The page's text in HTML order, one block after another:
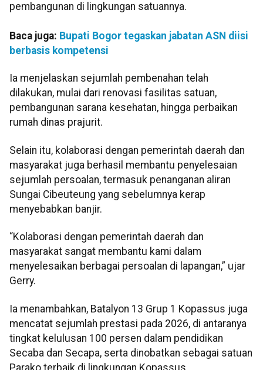
pembangunan di lingkungan satuannya.
Baca juga: Bupati Bogor tegaskan jabatan ASN diisi
berbasis kompetensi
Ia menjelaskan sejumlah pembenahan telah
dilakukan, mulai dari renovasi fasilitas satuan,
pembangunan sarana kesehatan, hingga perbaikan
rumah dinas prajurit.
Selain itu, kolaborasi dengan pemerintah daerah dan
masyarakat juga berhasil membantu penyelesaian
sejumlah persoalan, termasuk penanganan aliran
Sungai Cibeuteung yang sebelumnya kerap
menyebabkan banjir.
“Kolaborasi dengan pemerintah daerah dan
masyarakat sangat membantu kami dalam
menyelesaikan berbagai persoalan di lapangan,” ujar
Gerry.
Ia menambahkan, Batalyon 13 Grup 1 Kopassus juga
mencatat sejumlah prestasi pada 2026, di antaranya
tingkat kelulusan 100 persen dalam pendidikan
Secaba dan Secapa, serta dinobatkan sebagai satuan
Parako terbaik di lingkungan Kopassus.